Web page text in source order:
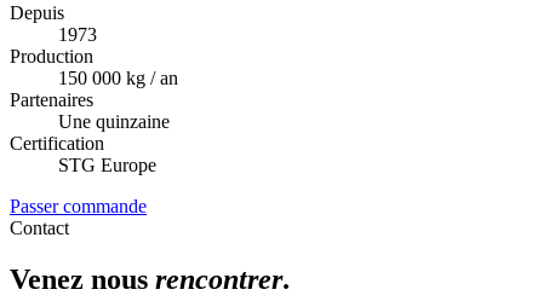
Depuis
1973
Production
150 000 kg / an
Partenaires
Une quinzaine
Certification
STG Europe
Passer commande
Contact
Venez nous rencontrer.